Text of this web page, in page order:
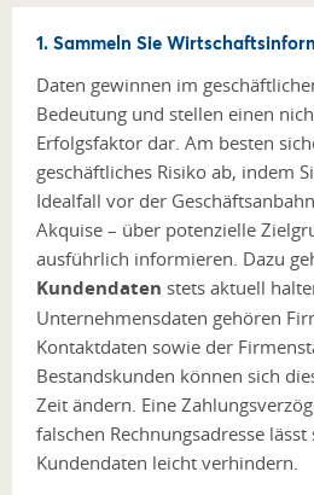
1. Sammeln Sie
Daten gewinnen im
Bedeutung und stellen einen
Erfolgsfaktor dar. Am besten
geschäftliches Risiko ab, indem
Idealfall vor der
Akquise – über potenzielle
ausführlich informieren. Dazu
Kundendaten stets aktuell
Unternehmensdaten gehören
Kontaktdaten sowie der
Bestandskunden können sich
Zeit ändern. Eine
falschen Rechnungsadresse
Kundendaten leicht verhindern.